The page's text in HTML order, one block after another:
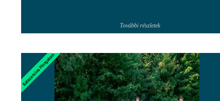
További részletek